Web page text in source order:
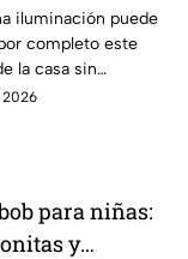
se vea
como en las
iluminación puede
completo este
la casa sin
de gastar miles de
2026
para niñas:
y